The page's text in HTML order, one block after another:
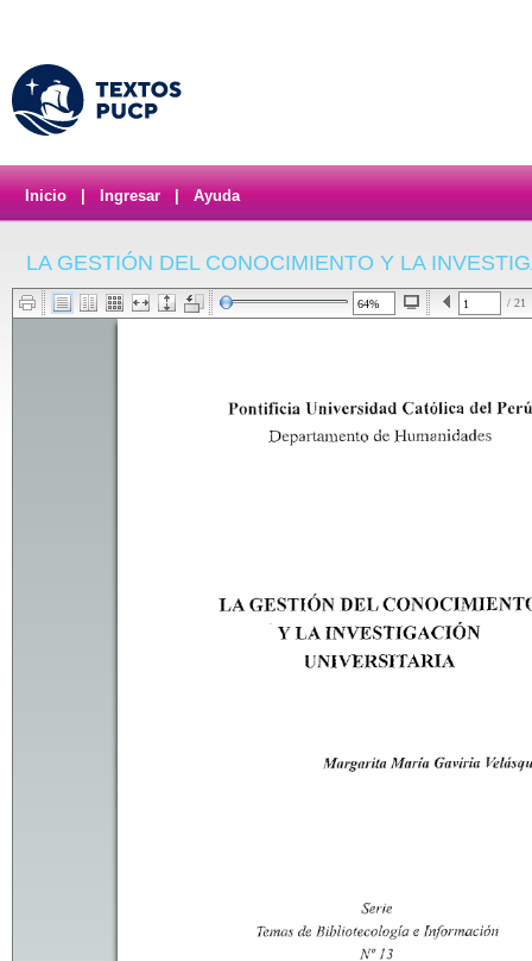
Inicio Ingresar Ayuda
LA GESTIÓN DEL CONOCIMIENTO Y LA
/ 21